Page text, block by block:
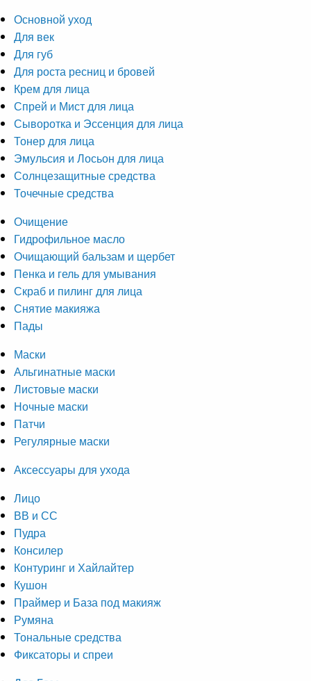
Основной уход
Для век
Для губ
Для роста ресниц и бровей
Крем для лица
Спрей и Мист для лица
Сыворотка и Эссенция для лица
Тонер для лица
Эмульсия и Лосьон для лица
Солнцезащитные средства
Точечные средства
Очищение
Гидрофильное масло
Очищающий бальзам и щербет
Пенка и гель для умывания
Скраб и пилинг для лица
Снятие макияжа
Пады
Маски
Альгинатные маски
Листовые маски
Ночные маски
Патчи
Регулярные маски
Аксессуары для ухода
Лицо
ВВ и СС
Пудра
Консилер
Контуринг и Хайлайтер
Кушон
Праймер и База под макияж
Румяна
Тональные средства
Фиксаторы и спреи